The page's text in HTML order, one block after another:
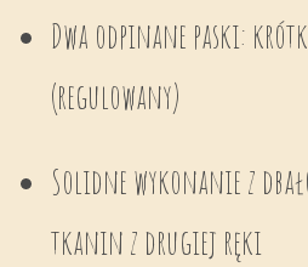
Dwa odpinane paski:
(regulowany)
Solidne wykonanie z
tkanin z drugiej ręki